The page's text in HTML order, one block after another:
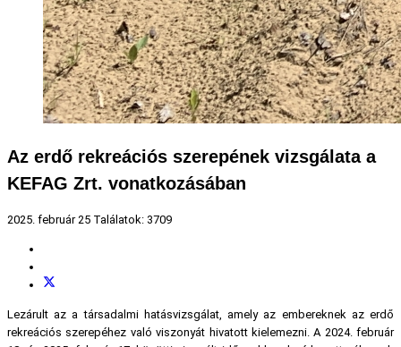
Az erdő rekreációs szerepének vizsgálata a
KEFAG Zrt. vonatkozásában
2025. február 25 Találatok: 3709
Lezárult az a társadalmi hatásvizsgálat, amely az embereknek az erdő
rekreációs szerepéhez való viszonyát hivatott kielemezni. A 2024. február